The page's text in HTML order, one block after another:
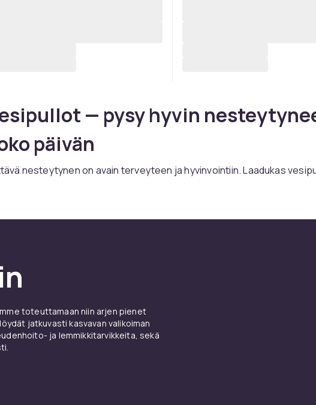
— pysy hyvin
päivän
nesteytynen on avain terveyteen ja hyvinvointiin. Laadukas
muovipullot ovat yksi merkittävimmistä
Uudelleenkäytettävä vesipullo on yksinkertaisin tapa
arjessa. Yksi laadukas vesipullo voi korvata satoja
toteuttamaan niin arjen pienet
jatkuvasti kasvavan valikoiman
ja lemmikkitarvikkeita, sekä